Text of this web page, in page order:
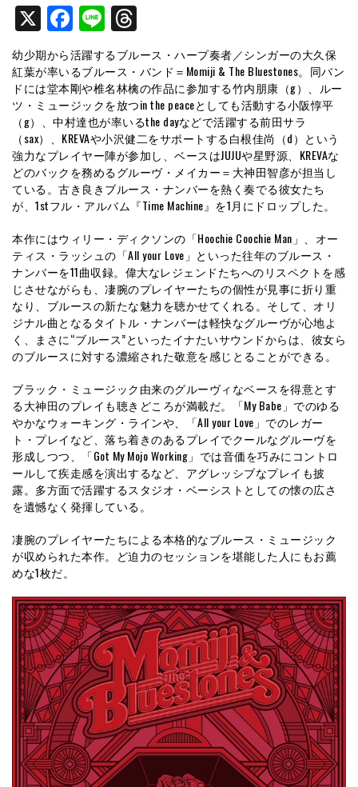
X Facebook
Line
幼少期から活躍するブルース・ハープ奏者／シンガーの大久保
紅葉が率いるブルース・バンド＝Momiji & The Bluestones。同バン
ドには堂本剛や椎名林檎の作品に参加する竹内朋康（g）、ルー
ツ・ミュージックを放つin the peaceとしても活動する小阪惇平
（g）、中村達也が率いるthe dayなどで活躍する前田サラ
（sax）、KREVAや小沢健二をサポートする白根佳尚（d）という
強力なプレイヤー陣が参加し、ベースはJUJUや星野源、KREVAな
どのバックを務めるグルーヴ・メイカー＝大神田智彦が担当し
ている。古き良きブルース・ナンバーを熱く奏でる彼女たち
が、1stフル・アルバム『Time Machine』を1月にドロップした。
本作にはウィリー・ディクソンの「Hoochie Coochie Man」、オー
ティス・ラッシュの「All your Love」といった往年のブルース・
ナンバーを11曲収録。偉大なレジェンドたちへのリスペクトを感
じさせながらも、凄腕のプレイヤーたちの個性が見事に折り重
なり、ブルースの新たな魅力を聴かせてくれる。そして、オリ
ジナル曲となるタイトル・ナンバーは軽快なグルーヴが心地よ
く、まさに“ブルース”といったイナたいサウンドからは、彼女ら
のブルースに対する濃縮された敬意を感じとることができる。
ブラック・ミュージック由来のグルーヴィなベースを得意とす
る大神田のプレイも聴きどころが満載だ。「My Babe」でのゆる
やかなウォーキング・ラインや、「All your Love」でのレガー
ト・プレイなど、落ち着きのあるプレイでクールなグルーヴを
形成しつつ、「Got My Mojo Working」では音価を巧みにコントロ
ールして疾走感を演出するなど、アグレッシブなプレイも披
露。多方面で活躍するスタジオ・ベーシストとしての懐の広さ
を遺憾なく発揮している。
凄腕のプレイヤーたちによる本格的なブルース・ミュージック
が収められた本作。ど迫力のセッションを堪能した人にもお薦
めな1枚だ。